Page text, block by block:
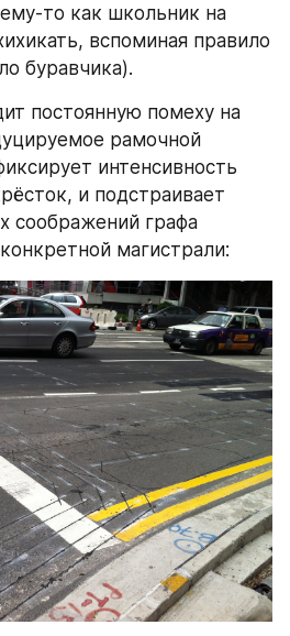
то как школьник на
вспоминая правило
буравчика).
постоянную помеху на
рамочной
интенсивность
и подстраивает
соображений графа
магистрали: